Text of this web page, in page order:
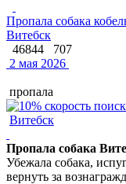
Пропала собака
Витебск
46844
707
2 мая 2026
пропала
Витебск
Пропала собака
Убежала собака,
вернуть за